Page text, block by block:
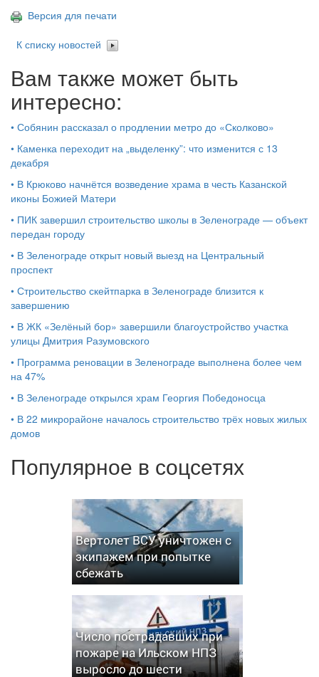
Версия для печати
К списку новостей
Вам также может быть
интересно:
• Собянин рассказал о продлении метро до «Сколково»
• Каменка переходит на „выделенку”: что изменится с 13
декабря
• В Крюково начнётся возведение храма в честь Казанской
иконы Божией Матери
• ПИК завершил строительство школы в Зеленограде — объект
передан городу
• В Зеленограде открыт новый выезд на Центральный
проспект
• Строительство скейтпарка в Зеленограде близится к
завершению
• В ЖК «Зелёный бор» завершили благоустройство участка
улицы Дмитрия Разумовского
• Программа реновации в Зеленограде выполнена более чем
на 47%
• В Зеленограде открылся храм Георгия Победоносца
• В 22 микрорайоне началось строительство трёх новых жилых
домов
Популярное в соцсетях
Вертолет ВСУ уничтожен с
экипажем при попытке
сбежать
Число пострадавших при
пожаре на Ильском НПЗ
выросло до шести